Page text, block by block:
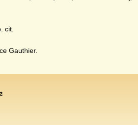
cit.
Gauthier.